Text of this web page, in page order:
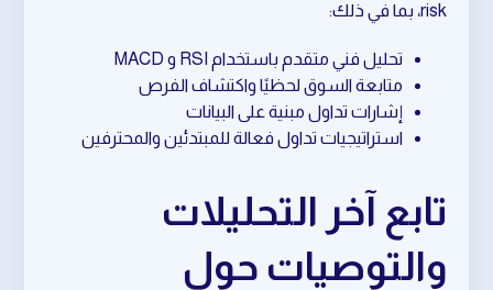
risk، بما في ذلك:
تحليل فني متقدم باستخدام RSI و MACD
متابعة السوق لحظيًا واكتشاف الفرص
إشارات تداول مبنية على البيانات
استراتيجيات تداول فعالة للمبتدئين والمحترفين
تابع آخر التحليلات
والتوصيات حول